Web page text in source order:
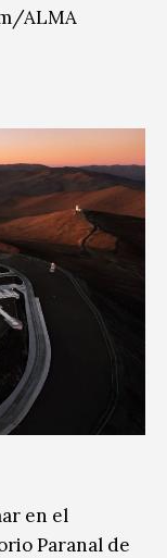
ALMA
en el
Paranal de